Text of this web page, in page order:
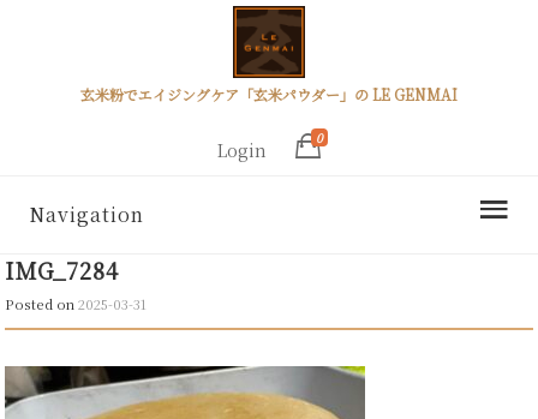
玄米粉でエイジングケア「玄米パウダー」の LE GENMAI
Login
0
Navigation
IMG_7284
Posted on2025-03-31